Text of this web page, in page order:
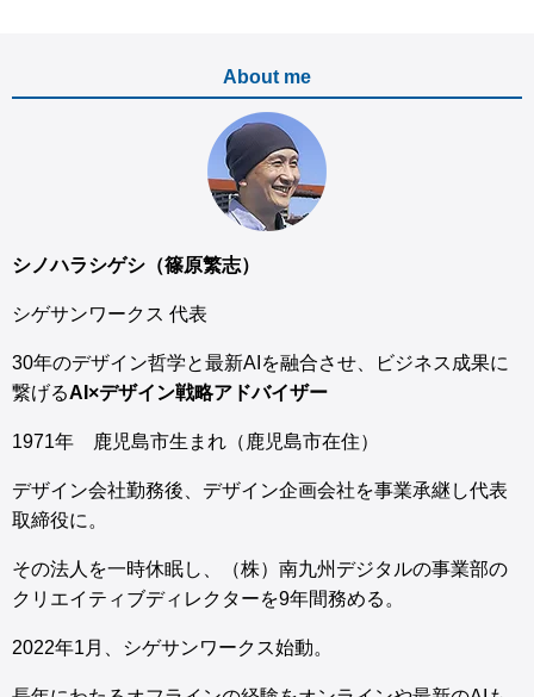
About me
シノハラシゲシ（篠原繁志）
シゲサンワークス 代表
30年のデザイン哲学と最新AIを融合させ、ビジネス成果に
繋げるAI×デザイン戦略アドバイザー
1971年 鹿児島市生まれ（鹿児島市在住）
デザイン会社勤務後、デザイン企画会社を事業承継し代表
取締役に。
その法人を一時休眠し、（株）南九州デジタルの事業部の
クリエイティブディレクターを9年間務める。
2022年1月、シゲサンワークス始動。